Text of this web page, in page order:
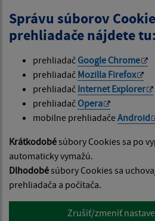
Správu súborov
prehliadače nájdete tu:
prehliadač Google Chrome
prehliadač Mozilla Firefox
prehliadač Internet Explorer
prehliadač Opera
mobilne prehliadačeAndroid
Krátkodobésúbory Cookies sa po
automaticky vymažú.
Dlhodobésúbory Cookies sa
prehliadača a počítača.
Zrušiť/zmeniť